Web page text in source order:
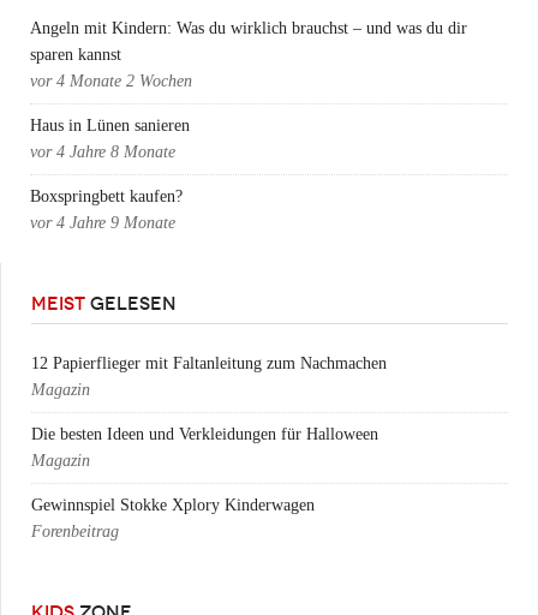
Angeln mit Kindern: Was du wirklich brauchst – und was du dir
sparen kannst
vor 4 Monate 2 Wochen
Haus in Lünen sanieren
vor 4 Jahre 8 Monate
Boxspringbett kaufen?
vor 4 Jahre 9 Monate
MEIST GELESEN
12 Papierflieger mit Faltanleitung zum Nachmachen
Magazin
Die besten Ideen und Verkleidungen für Halloween
Magazin
Gewinnspiel Stokke Xplory Kinderwagen
Forenbeitrag